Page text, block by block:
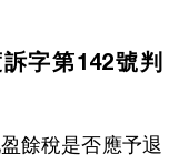
字第142號判
餘稅是否應予退